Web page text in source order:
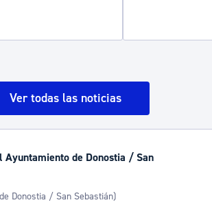
Ver todas las noticias
Ayuntamiento de Donostia / San
Donostia / San Sebastián)